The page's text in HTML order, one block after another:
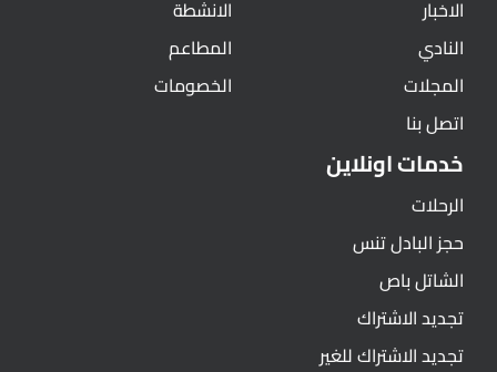
الاخبار
النادي
المجلات
اتصل بنا
الانشطة
المطاعم
الخصومات
خدمات اونلاين
الرحلات
حجز البادل تنس
الشاتل باص
تجديد الاشتراك
تجديد الاشتراك للغير